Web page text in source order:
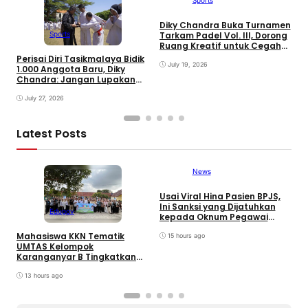
Sports
Perisai Diri Tasikmalaya Bidik
1.000 Anggota Baru, Diky
Chandra: Jangan Lupakan
July 27, 2026
Diky Chandra Buka Turnamen
Tarkam Padel Vol. III, Dorong
Ruang Kreatif untuk Cegah
July 19, 2026
Latest Posts
Edugov
Mahasiswa KKN Tematik
UMTAS Kelompok
Karanganyar B Tingkatkan
melalui Program GEMILANG
13 hours ago
News
Usai Viral Hina Pasien BPJS,
Ini Sanksi yang Dijatuhkan
kepada Oknum Pegawai
15 hours ago